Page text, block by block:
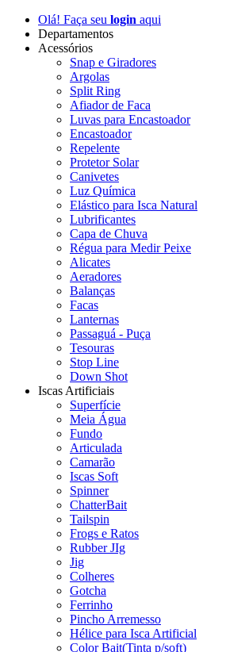
Olá! Faça seu login aqui
Departamentos
Acessórios
Snap e Giradores
Argolas
Split Ring
Afiador de Faca
Luvas para Encastoador
Encastoador
Repelente
Protetor Solar
Canivetes
Luz Química
Elástico para Isca Natural
Lubrificantes
Capa de Chuva
Régua para Medir Peixe
Alicates
Aeradores
Balanças
Facas
Lanternas
Passaguá - Puça
Tesouras
Stop Line
Down Shot
Iscas Artificiais
Superfície
Meia Água
Fundo
Articulada
Camarão
Iscas Soft
Spinner
ChatterBait
Tailspin
Frogs e Ratos
Rubber JIg
Jig
Colheres
Gotcha
Ferrinho
Pincho Arremesso
Hélice para Isca Artificial
Color Bait(Tinta p/soft)